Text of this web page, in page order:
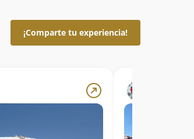
¡Comparte tu experiencia!